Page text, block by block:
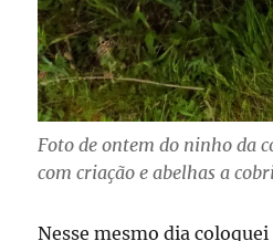
Foto de ontem do ninho da
com criação e abelhas a
Nesse mesmo dia